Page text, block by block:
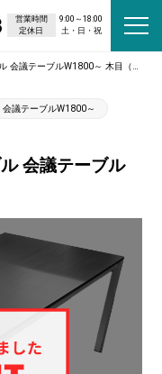
営業時間
9:00～18:00
定休日
土・日・祝
テーブルW1800～ 木目（ブラウン）
会議テーブルW1800～
会議テーブル